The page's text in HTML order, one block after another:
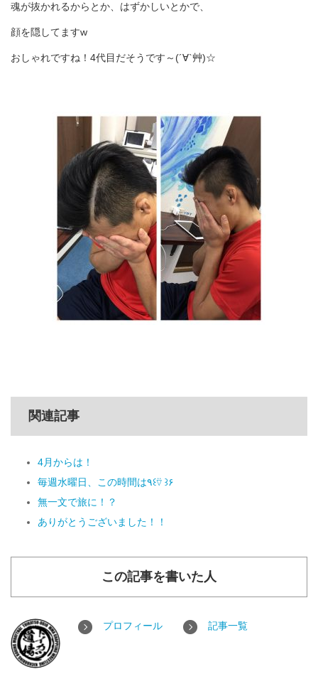
魂が抜かれるからとか、はずかしいとかで、
顔を隠してますw
おしゃれですね！4代目だそうです～(´∀`艸)☆
関連記事
4月からは！
毎週水曜日、この時間は٩꒰⍢ ꒱۶
無一文で旅に！？
ありがとうございました！！
この記事を書いた人
プロフィール 記事一覧